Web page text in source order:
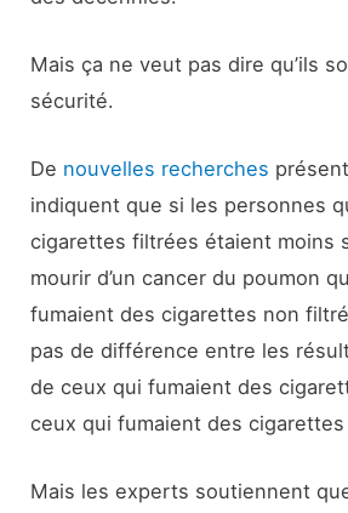
Mais ça ne veut pas dire qu’ils
sécurité.
De nouvelles recherches
indiquent que si les personnes
cigarettes filtrées étaient moins
mourir d’un cancer du poumon
fumaient des cigarettes non
pas de différence entre les
de ceux qui fumaient des
ceux qui fumaient des cigarettes
Mais les experts soutiennent